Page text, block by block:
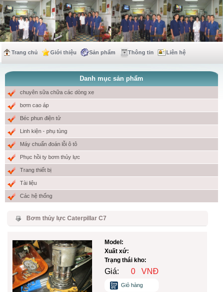
Trang chủ Giới thiệu Sản phẩm Thông tin Liên hệ
Danh mục sản phẩm
chuyên sữa chữa các dòng xe
bơm cao áp
Béc phun điện tử
Linh kiện - phụ tùng
Máy chuẩn đoán lỗi ô tô
Phục hồi ty bơm thủy lực
Trang thiết bị
Tài liệu
Các hệ thống
Bơm thủy lực Caterpillar C7
Model:
Xuất xứ:
Trạng thái kho:
Giá: 0 VNĐ
Giỏ hàng